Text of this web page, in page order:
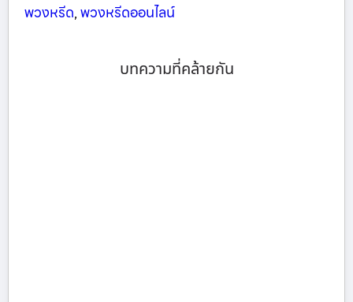
พวงหรีด,พวงหรีดออนไลน์
บทความที่คล้ายกัน